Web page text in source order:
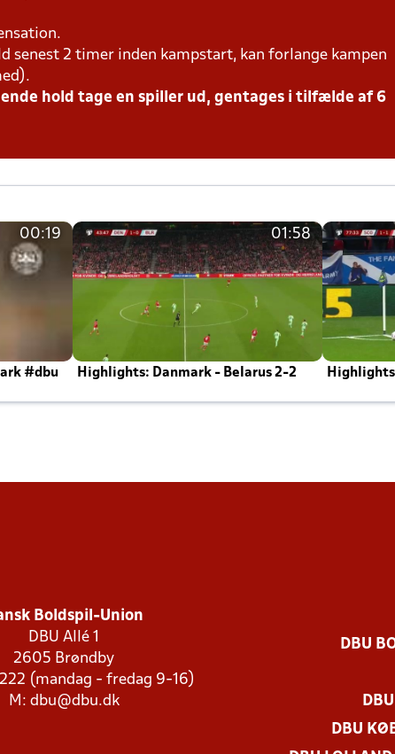
senest 2 timer inden kampstart, kan forlange kampen
hold tage en spiller ud, gentages i tilfælde af 6
00:19
#dbu
01:58
Highlights: Danmark - Belarus 2-2
Boldspil-Union
DBU Allé 1
2605 Brøndby
(mandag - fredag 9-16)
M: dbu@dbu.dk
DBU
DBU